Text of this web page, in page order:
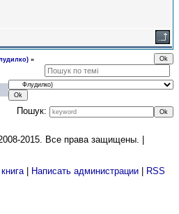
»
Пошук:
2015. Все права защищены. |
| Написать администрации RSS